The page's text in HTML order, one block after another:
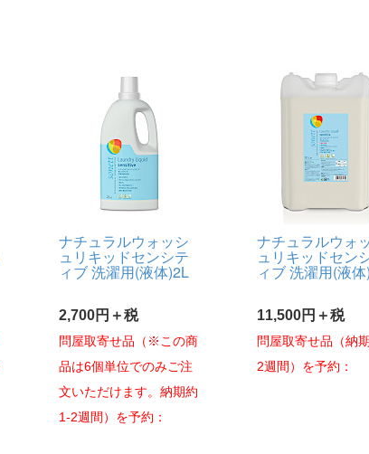
ナチュラルウォッシ
ュリキッドセンシテ
ィブ 洗濯用(液体)2L
2,700円＋税
問屋取寄せ品（※この商
品は6個単位でのみご注
文いただけます。納期約
1-2週間）を予約：
ナチュラルウォ
ュリキッドセン
ィブ 洗濯用(液
11,500円＋税
問屋取寄せ品（納
2週間）を予約：